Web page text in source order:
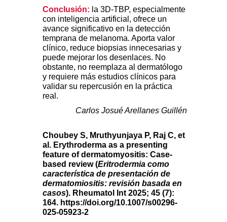
Conclusión: la 3D-TBP, especialmente
con inteligencia artificial, ofrece un
avance significativo en la detección
temprana de melanoma. Aporta valor
clínico, reduce biopsias innecesarias y
puede mejorar los desenlaces. No
obstante, no reemplaza al dermatólogo
y requiere más estudios clínicos para
validar su repercusión en la práctica
real.
Carlos Josué Arellanes Guillén
Choubey S, Mruthyunjaya P, Raj C, et
al. Erythroderma as a presenting
feature of dermatomyositis: Case-
based review (Eritrodermia como
característica de presentación de
dermatomiositis: revisión basada en
casos). Rheumatol Int 2025; 45 (7):
164. https://doi.org/10.1007/s00296-
025-05923-2